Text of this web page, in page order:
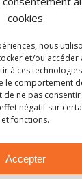
cookies
nous
et/ou
à ces
le comportement
de ne pas
négatif sur
et fonctions.
Accepter
données
le message